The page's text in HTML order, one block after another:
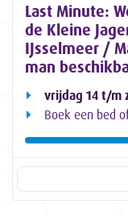
Last Minute:
de Kleine
IJsselmeer /
man
vrijdag 14 t/m
Boek een bed